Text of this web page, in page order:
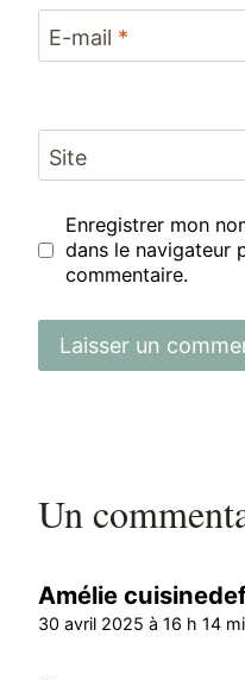
E-mail *
Site
Enregistrer mon
dans le navigateur
commentaire.
Un
Amélie
30 avril 2025 à 16 h 14